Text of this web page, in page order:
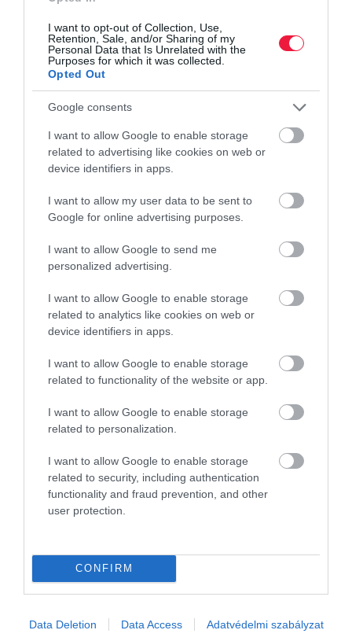
I want to opt-out of Collection, Use,
Retention, Sale, and/or Sharing of my
Personal Data that Is Unrelated with the
Purposes for which it was collected.
Opted Out
Google consents
I want to allow Google to enable storage
related to advertising like cookies on web or
device identifiers in apps.
I want to allow my user data to be sent to
Google for online advertising purposes.
I want to allow Google to send me
personalized advertising.
I want to allow Google to enable storage
related to analytics like cookies on web or
device identifiers in apps.
I want to allow Google to enable storage
related to functionality of the website or app.
I want to allow Google to enable storage
related to personalization.
I want to allow Google to enable storage
related to security, including authentication
functionality and fraud prevention, and other
user protection.
CONFIRM
Data Deletion Data Access Adatvédelmi szabályzat
AUTÓPIAC
Ezzel az olcsó e-autóval törhet be a Suzuki az
európai piacra
népesebb európai piacára. A Suzuki a hírek szerint egy apró,
ötajtós villanyautó bevezetését fontolgatja, amely méreteivel és
várható…